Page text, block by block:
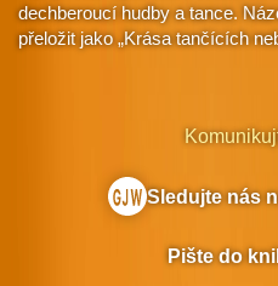
dechberoucí hudby a tance.
přeložit jako „Krása tančících
Sledujte nás
Pište do